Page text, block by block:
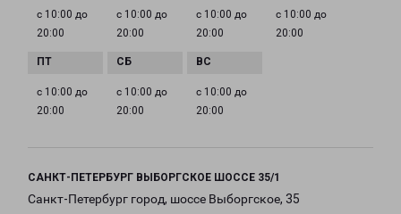
с 10:00 до
20:00
с 10:00 до
20:00
с 10:00 до
20:00
с 10:00 до
20:00
с 10:00 до
20:00
с 10:00 до
20:00
с 10:00 до
20:00
САНКТ-ПЕТЕРБУРГ ВЫБОРГСКОЕ ШОССЕ 35/1
Санкт-Петербург город, шоссе Выборгское, 35